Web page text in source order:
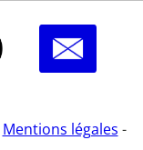
Mentions légales -